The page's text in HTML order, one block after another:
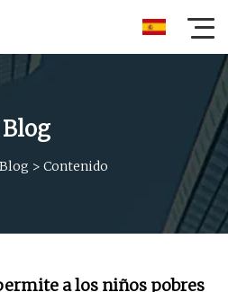
Blog
Blog > Contenido
a los niños pobres